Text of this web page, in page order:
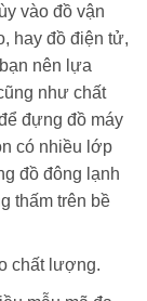
vào đồ vận
hay đồ điện tử,
nên lựa
như chất
đựng đồ máy
có nhiều lớp
đồ đông lạnh
thấm trên bề
chất lượng.